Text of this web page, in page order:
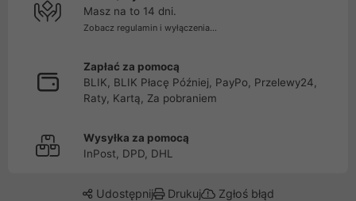
Masz na to 14 dni.
Zobacz regulamin i wyłączenia...
Zapłać za pomocą
BLIK, BLIK Płacę Później, PayPo, Przelewy24,
Raty, Kartą, Za pobraniem
Wysyłka za pomocą
InPost, DPD, DHL
Udostępnij Drukuj Zgłoś błąd